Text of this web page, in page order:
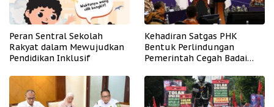
Peran Sentral Sekolah
Rakyat dalam Mewujudkan
Pendidikan Inklusif
Kehadiran Satgas PHK
Bentuk Perlindungan
Pemerintah Cegah Badai